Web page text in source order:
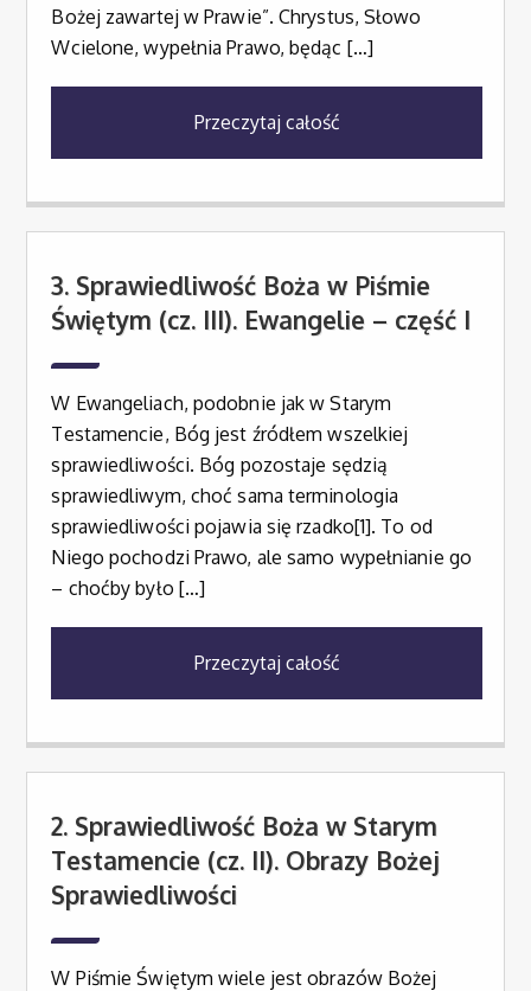
Bożej zawartej w Prawie”. Chrystus, Słowo
Wcielone, wypełnia Prawo, będąc […]
Przeczytaj całość
3. Sprawiedliwość Boża w Piśmie
Świętym (cz. III). Ewangelie – część I
W Ewangeliach, podobnie jak w Starym
Testamencie, Bóg jest źródłem wszelkiej
sprawiedliwości. Bóg pozostaje sędzią
sprawiedliwym, choć sama terminologia
sprawiedliwości pojawia się rzadko[1]. To od
Niego pochodzi Prawo, ale samo wypełnianie go
– choćby było […]
Przeczytaj całość
2. Sprawiedliwość Boża w Starym
Testamencie (cz. II). Obrazy Bożej
Sprawiedliwości
W Piśmie Świętym wiele jest obrazów Bożej